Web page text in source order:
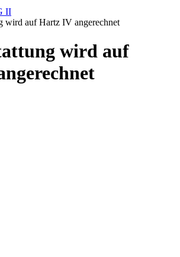
II
wird auf Hartz IV angerechnet
wird auf